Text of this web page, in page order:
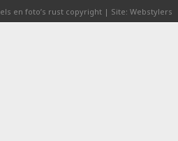
en foto’s rust copyright | Site: Webstylers